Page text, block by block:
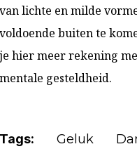
van lichte en milde
voldoende buiten te
je hier meer rekening
mentale gesteldheid.
Tags: Geluk